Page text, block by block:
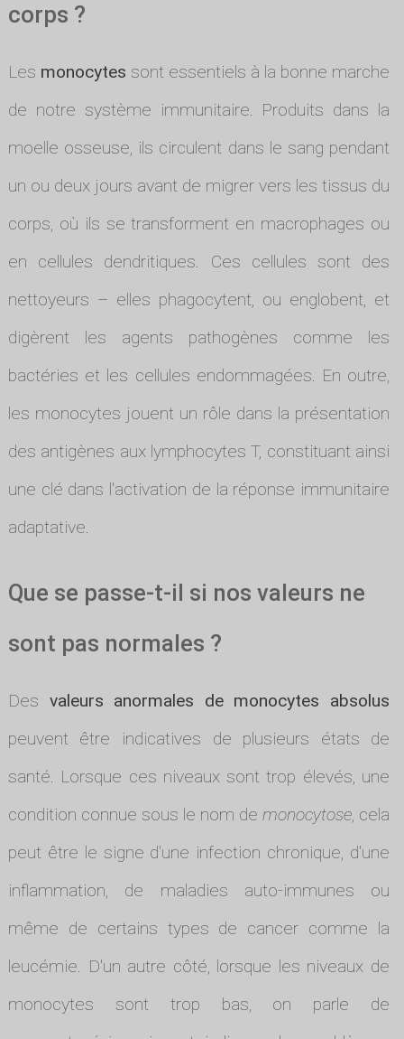
corps ?
Les monocytes sont essentiels à la bonne marche
de notre système immunitaire. Produits dans la
moelle osseuse, ils circulent dans le sang pendant
un ou deux jours avant de migrer vers les tissus du
corps, où ils se transforment en macrophages ou
en cellules dendritiques. Ces cellules sont des
nettoyeurs – elles phagocytent, ou englobent, et
digèrent les agents pathogènes comme les
bactéries et les cellules endommagées. En outre,
les monocytes jouent un rôle dans la présentation
des antigènes aux lymphocytes T, constituant ainsi
une clé dans l'activation de la réponse immunitaire
adaptative.
Que se passe-t-il si nos valeurs ne
sont pas normales ?
Des valeurs anormales de monocytes absolus
peuvent être indicatives de plusieurs états de
santé. Lorsque ces niveaux sont trop élevés, une
condition connue sous le nom demonocytose, cela
peut être le signe d'une infection chronique, d'une
inflammation, de maladies auto-immunes ou
même de certains types de cancer comme la
leucémie. D'un autre côté, lorsque les niveaux de
monocytes sont trop bas, on parle de